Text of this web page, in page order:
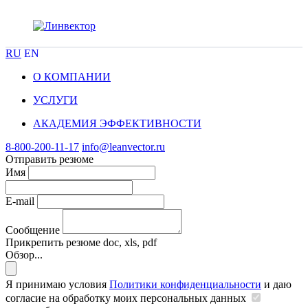
RU EN
О КОМПАНИИ
УСЛУГИ
АКАДЕМИЯ ЭФФЕКТИВНОСТИ
8-800-200-11-17 info@leanvector.ru
Отправить резюме
Имя
E-mail
Сообщение
Прикрепить резюме doc, xls, pdf
Обзор...
Я принимаю условия Политики конфиденциальности и даю
согласие на обработку моих персональных данных